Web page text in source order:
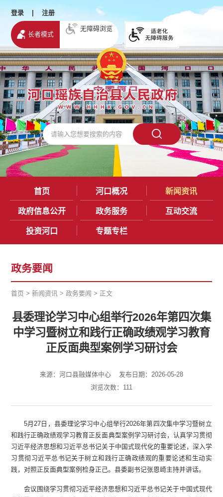
登录 | 注册
长者模式
无障碍浏览
首页 河口概况 新闻资讯
政府信息公开 政务服务 互动交流
投资河口 专题专栏
政务要闻
首页 >新闻资讯 >政务要闻 > 正文
县委理论学习中心组举行2026年第四次集
中学习暨树立和践行正确政绩观学习教育
正反面典型案例学习研讨会
来源：河口县融媒体中心
发布日期：2026-05-28
浏览次数： 111
5月27日，县委理论学习中心组举行2026年第四次集中学习暨树立
和践行正确政绩观学习教育正反面典型案例学习研讨会，认真学习贯彻
习近平经济思想和习近平总书记关于中国式现代化的重要论述，深入学
习贯彻习近平总书记关于树立和践行正确政绩观的重要论述和生动实
践，对照正反面典型案例检身正己。县委副书记张恩崎主持并讲话。
会议围绕学习贯彻习近平经济思想和习近平总书记关于中国式现代